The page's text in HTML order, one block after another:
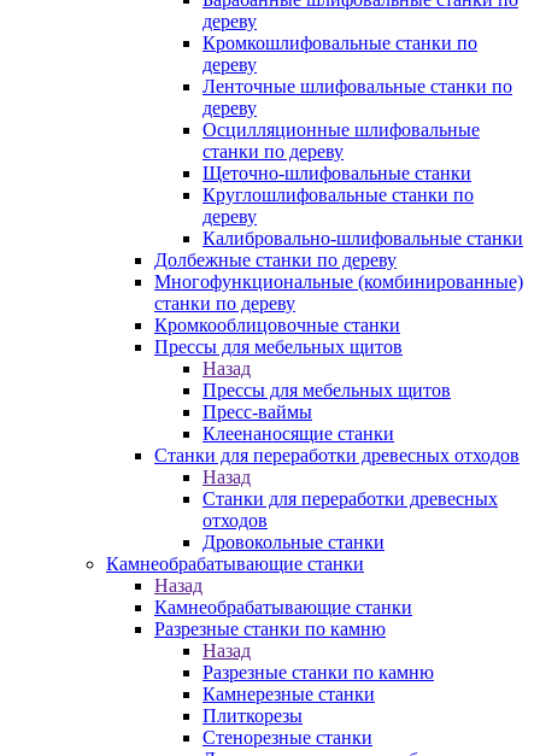
дереву
Кромкошлифовальные станки по
дереву
Ленточные шлифовальные станки по
дереву
Осцилляционные шлифовальные
станки по дереву
Щеточно-шлифовальные станки
Круглошлифовальные станки по
дереву
Калибровально-шлифовальные станки
Долбежные станки по дереву
Многофункциональные (комбинированные)
станки по дереву
Кромкооблицовочные станки
Прессы для мебельных щитов
Назад
Прессы для мебельных щитов
Пресс-ваймы
Клеенаносящие станки
Станки для переработки древесных отходов
Назад
Станки для переработки древесных
отходов
Дровокольные станки
Камнеобрабатывающие станки
Назад
Камнеобрабатывающие станки
Разрезные станки по камню
Назад
Разрезные станки по камню
Камнерезные станки
Плиткорезы
Стенорезные станки